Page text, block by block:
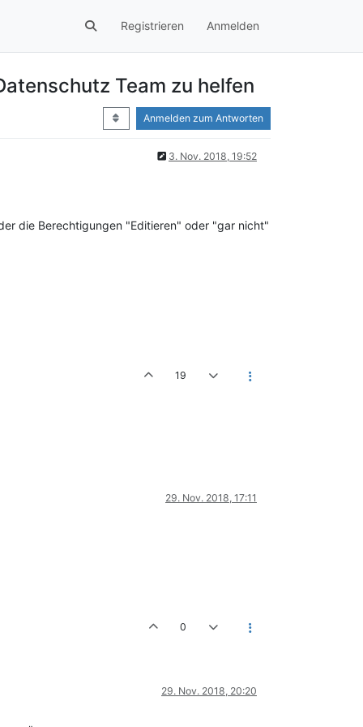
Registrieren Anmelden
Team zu helfen
Anmelden zum Antworten
3. Nov. 2018, 19:52
die Berechtigungen "Editieren" oder "gar nicht"
19
29. Nov. 2018, 17:11
0
29. Nov. 2018, 20:20